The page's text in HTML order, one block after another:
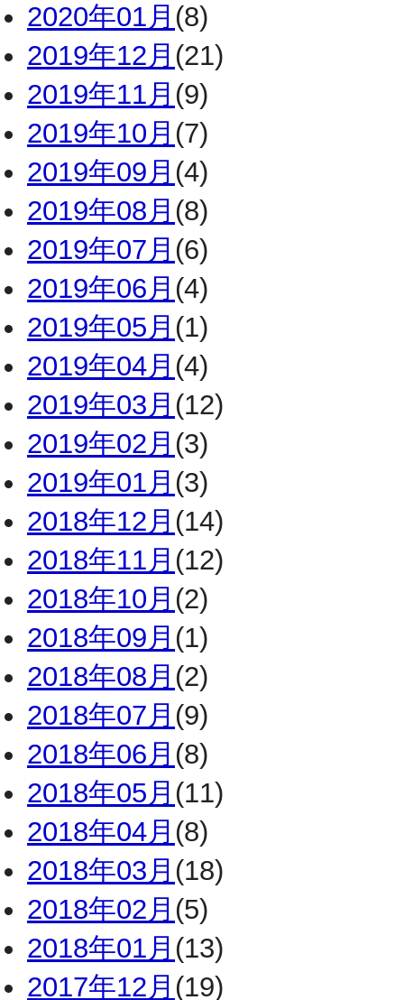
2020年01月 (8)
2019年12月 (21)
2019年11月 (9)
2019年10月 (7)
2019年09月 (4)
2019年08月 (8)
2019年07月 (6)
2019年06月 (4)
2019年05月 (1)
2019年04月 (4)
2019年03月 (12)
2019年02月 (3)
2019年01月 (3)
2018年12月 (14)
2018年11月 (12)
2018年10月 (2)
2018年09月 (1)
2018年08月 (2)
2018年07月 (9)
2018年06月 (8)
2018年05月 (11)
2018年04月 (8)
2018年03月 (18)
2018年02月 (5)
2018年01月 (13)
2017年12月 (19)